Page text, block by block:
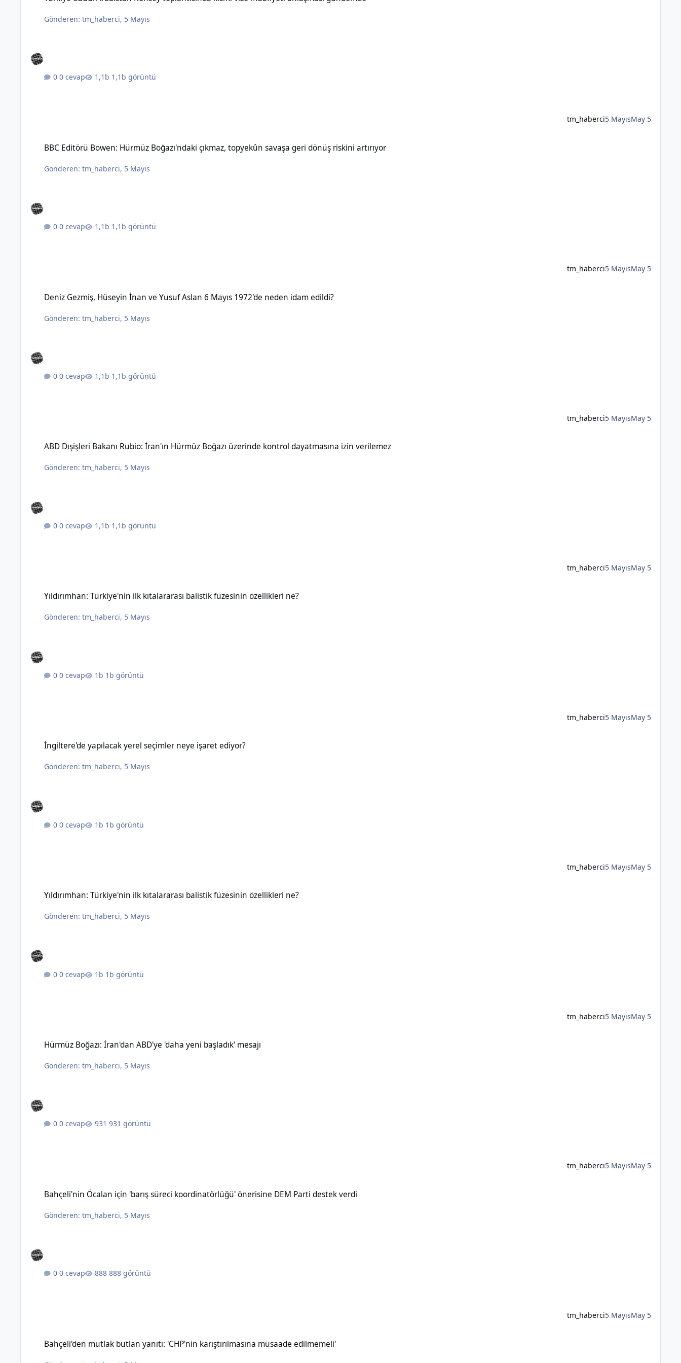
Gönderen:tm_haberci, 5 Mayıs
0 cevap 1,1b görüntü
tm_haberci5 MayısMay 5
BBC Editörü Bowen: Hürmüz Boğazı'ndaki çıkmaz, topyekûn savaşa geri dönüş riskini artırıyor
Gönderen:tm_haberci, 5 Mayıs
0 cevap 1,1b görüntü
tm_haberci5 MayısMay 5
Deniz Gezmiş, Hüseyin İnan ve Yusuf Aslan 6 Mayıs 1972'de neden idam edildi?
Gönderen:tm_haberci, 5 Mayıs
0 cevap 1,1b görüntü
tm_haberci5 MayısMay 5
ABD Dışişleri Bakanı Rubio: İran'ın Hürmüz Boğazı üzerinde kontrol dayatmasına izin verilemez
Gönderen:tm_haberci, 5 Mayıs
0 cevap 1,1b görüntü
tm_haberci5 MayısMay 5
Yıldırımhan: Türkiye'nin ilk kıtalararası balistik füzesinin özellikleri ne?
Gönderen:tm_haberci, 5 Mayıs
0 cevap 1b görüntü
tm_haberci5 MayısMay 5
İngiltere'de yapılacak yerel seçimler neye işaret ediyor?
Gönderen:tm_haberci, 5 Mayıs
0 cevap 1b görüntü
tm_haberci5 MayısMay 5
Yıldırımhan: Türkiye'nin ilk kıtalararası balistik füzesinin özellikleri ne?
Gönderen:tm_haberci, 5 Mayıs
0 cevap 1b görüntü
tm_haberci5 MayısMay 5
Hürmüz Boğazı: İran'dan ABD'ye 'daha yeni başladık' mesajı
Gönderen:tm_haberci, 5 Mayıs
0 cevap 931 görüntü
tm_haberci5 MayısMay 5
Bahçeli'nin Öcalan için 'barış süreci koordinatörlüğü' önerisine DEM Parti destek verdi
Gönderen:tm_haberci, 5 Mayıs
0 cevap 888 görüntü
tm_haberci5 MayısMay 5
Bahçeli'den mutlak butlan yanıtı: 'CHP'nin karıştırılmasına müsaade edilmemeli'